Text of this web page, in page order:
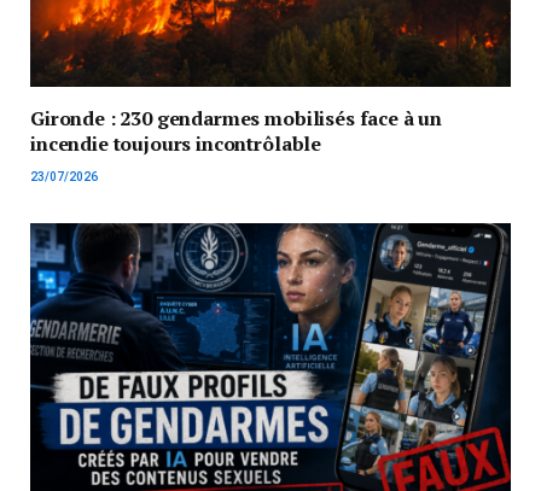
Gironde : 230 gendarmes mobilisés face à un
incendie toujours incontrôlable
23/07/2026